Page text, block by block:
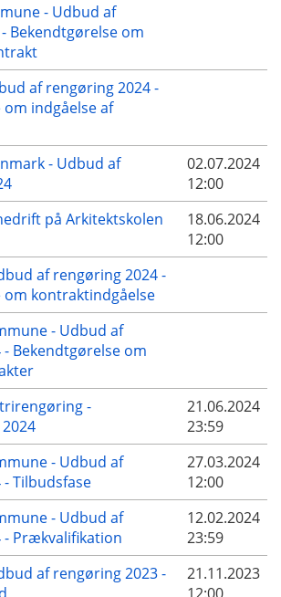
- Udbud af
Bekendtgørelse om
af rengøring 2024 -
indgåelse af
- Udbud af
02.07.2024
12:00
på Arkitektskolen
18.06.2024
12:00
af rengøring 2024 -
om kontraktindgåelse
- Udbud af
- Bekendtgørelse om
-
21.06.2024
23:59
- Udbud af
Tilbudsfase
27.03.2024
12:00
- Udbud af
- Prækvalifikation
12.02.2024
23:59
af rengøring 2023 -
21.11.2023